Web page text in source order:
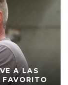
A LAS